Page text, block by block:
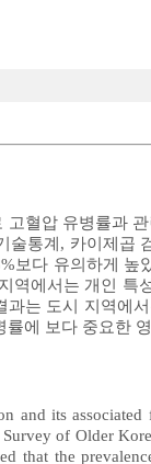
혈압 유병률과
통계, 카이제곱
보다 유의하게
역에서는 개인
는 도시 지역에
에 보다 중요한
and its
of Older
that the